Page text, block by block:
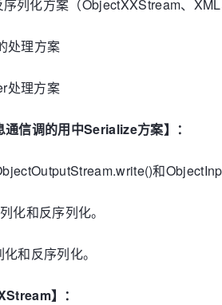
列化方案（ObjectXXStream、XML
处理方案
处理方案
通信调的用中Serialize方案】：
和
化和反序列化。
和反序列化。
】：